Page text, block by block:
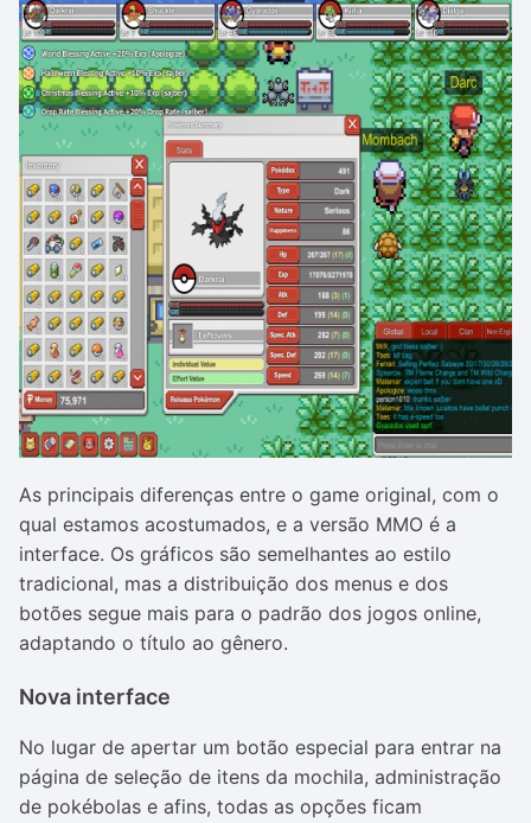
As principais diferenças entre o game original, com o
qual estamos acostumados, e a versão MMO é a
interface. Os gráficos são semelhantes ao estilo
tradicional, mas a distribuição dos menus e dos
botões segue mais para o padrão dos jogos online,
adaptando o título ao gênero.
Nova interface
No lugar de apertar um botão especial para entrar na
página de seleção de itens da mochila, administração
de pokébolas e afins, todas as opções ficam